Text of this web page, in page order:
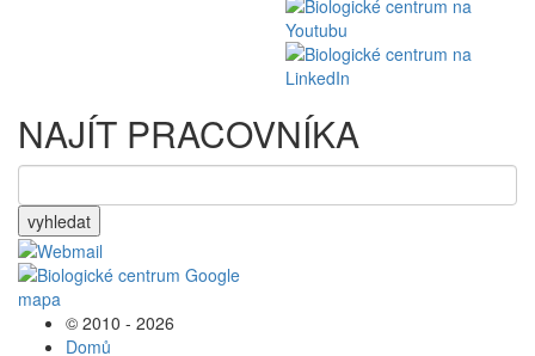
NAJÍT PRACOVNÍKA
vyhledat
© 2010 - 2026
Domů